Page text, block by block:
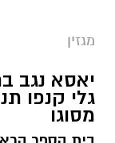
כללית
מגזין
יאסא נגב
גלי קנפו
מסוגו